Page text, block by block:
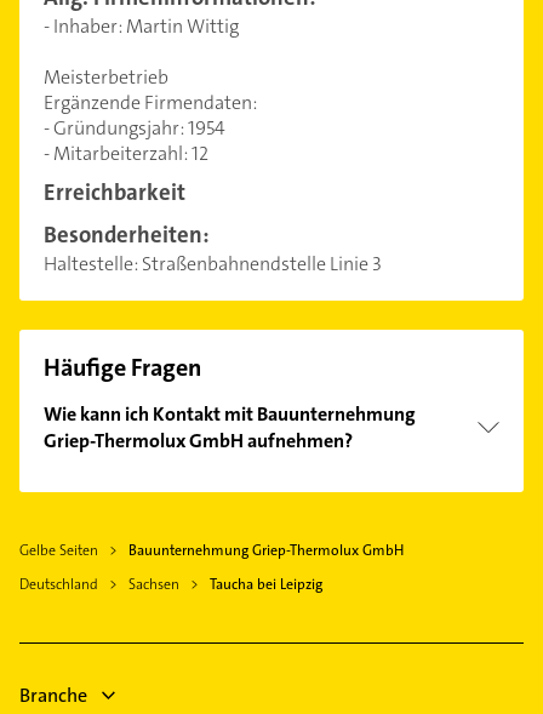
- Inhaber: Martin Wittig
Meisterbetrieb
Ergänzende Firmendaten:
- Gründungsjahr: 1954
- Mitarbeiterzahl: 12
Erreichbarkeit
Besonderheiten:
Haltestelle: Straßenbahnendstelle Linie 3
Häufige Fragen
Wie kann ich Kontakt mit Bauunternehmung
Griep-Thermolux GmbH aufnehmen?
Mail in unserem Kontaktdaten-Bereich auswählen.
Hier finden Sie alle Kontaktdaten.
Gelbe Seiten
Bauunternehmung Griep-Thermolux GmbH
Deutschland
Sachsen Taucha bei Leipzig
Branche